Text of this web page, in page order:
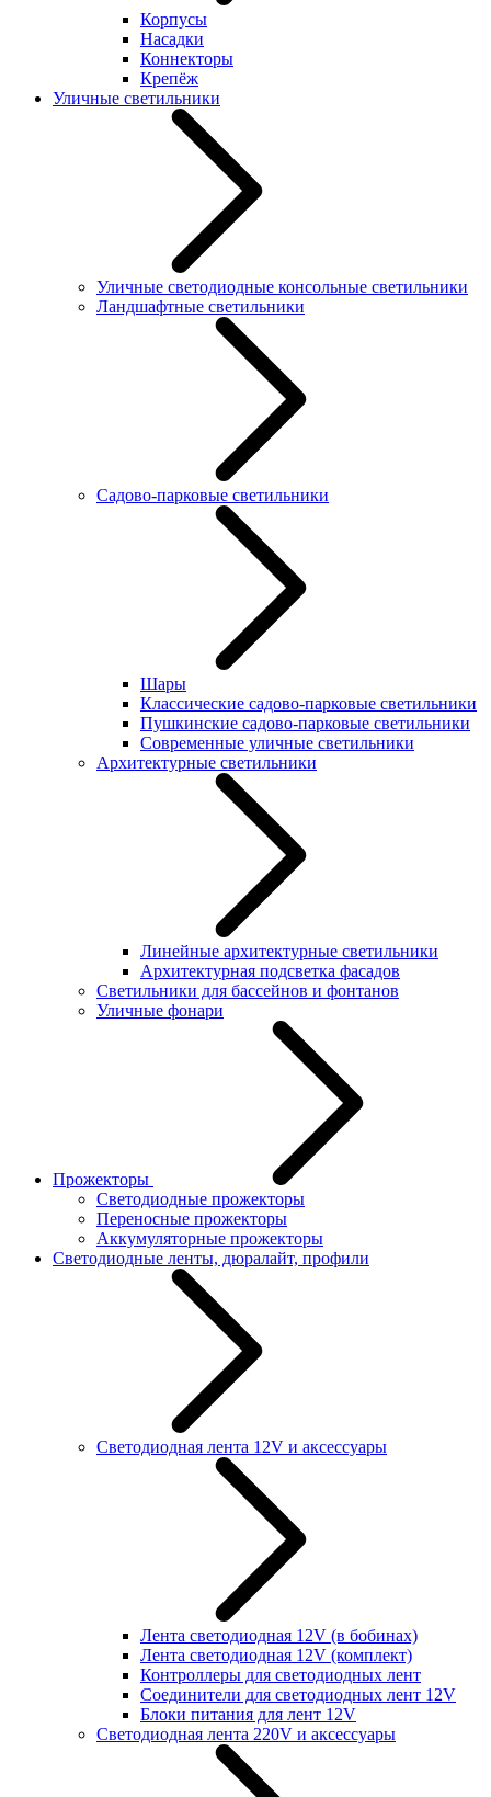
Корпусы
Насадки
Коннекторы
Крепёж
Уличные светильники
Уличные светодиодные консольные светильники
Ландшафтные светильники
Садово-парковые светильники
Шары
Классические садово-парковые светильники
Пушкинские садово-парковые светильники
Современные уличные светильники
Архитектурные светильники
Линейные архитектурные светильники
Архитектурная подсветка фасадов
Светильники для бассейнов и фонтанов
Уличные фонари
Прожекторы
Светодиодные прожекторы
Переносные прожекторы
Аккумуляторные прожекторы
Светодиодные ленты, дюралайт, профили
Светодиодная лента 12V и аксессуары
Лента светодиодная 12V (в бобинах)
Лента светодиодная 12V (комплект)
Контроллеры для светодиодных лент
Соединители для светодиодных лент 12V
Блоки питания для лент 12V
Светодиодная лента 220V и аксессуары